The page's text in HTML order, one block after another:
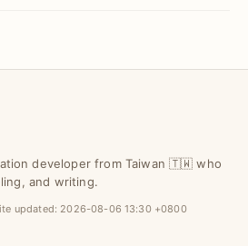
developer from Taiwan 🇹🇼 who
and writing.
updated: 2026-08-06 13:30 +0800